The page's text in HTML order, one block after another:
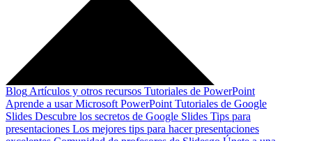
Blog Artículos y otros recursos Tutoriales de PowerPoint
Aprende a usar Microsoft PowerPoint Tutoriales de Google
Slides Descubre los secretos de Google Slides Tips para
presentaciones Los mejores tips para hacer presentaciones